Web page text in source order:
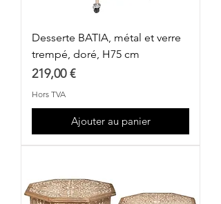
Desserte BATIA, métal et verre
trempé, doré, H75 cm
Prix
219,00 €
Hors TVA
Ajouter au panier